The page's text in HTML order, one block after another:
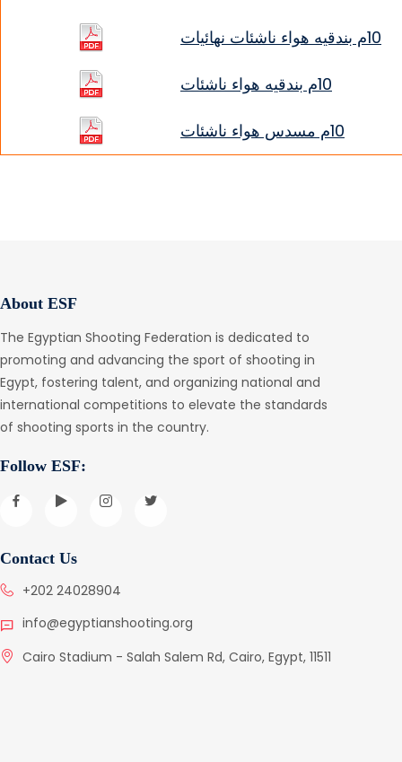
10م بندقيه هواء ناشئات نهائيات
10م بندقيه هواء ناشئات
10م مسدس هواء ناشئات
About ESF
The Egyptian Shooting Federation is dedicated to
promoting and advancing the sport of shooting in
Egypt, fostering talent, and organizing national and
international competitions to elevate the standards
of shooting sports in the country.
Follow ESF:
Contact Us
+202 24028904
info@egyptianshooting.org
Cairo Stadium - Salah Salem Rd, Cairo, Egypt, 11511